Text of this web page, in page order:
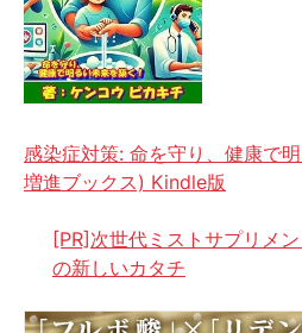
感染症対策: 命を守り、健康で
増進ブックス) Kindle版
[PR]次世代ミストサプリメ
の新しいカタチ